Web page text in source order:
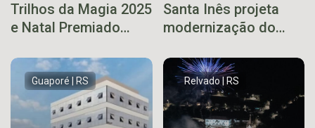
Trilhos da Magia 2025
e Natal Premiado
ano em Muçum
Santa Inês projeta
modernização do
Leitão
Guaporé | RS Relvado | RS